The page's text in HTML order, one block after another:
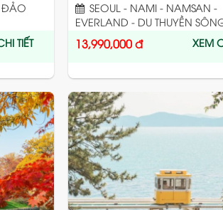
ĐẢO
TIẾT
SEOUL - NAMI - NAMSAN -
EVERLAND - DU THUYỀN
13,990,000đ XEM
Add
to
wishlist